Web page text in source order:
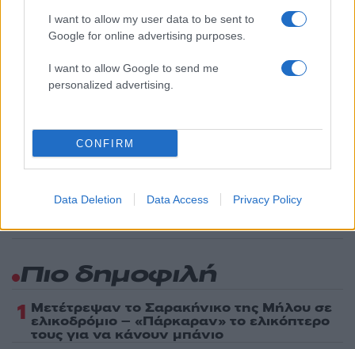
I want to allow my user data to be sent to
Google for online advertising purposes.
I want to allow Google to send me
personalized advertising.
CONFIRM
Data Deletion Data Access Privacy Policy
Όροι Χρήσης
. Το site προστατεύεται από reCAPTCHA, ισχύουν
Πολιτική Απορρήτου&Όροι Χρήσης της Google.
ΔΙΚΗ
ΣΤΑΘΗΣ ΑΓΓΕΛΟΠΟΥΛΟΣ
Ακολουθήστε το Νewsit.gr στο
ενημερωθείτε πρώτοι για όλη την ειδησεογραφία και τα
τελευταία νέατης ημέρας
Πιο δημοφιλή
1 Μετέτρεψαν το Σαρακήνικο της Μήλου σε
ελικοδρόμιο – «Πάρκαραν» το ελικόπτερο
τους για να κάνουν μπάνιο